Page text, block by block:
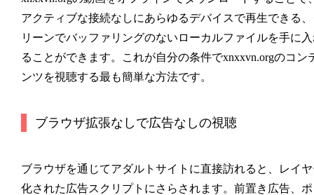
アクティブな接続なしにあらゆるデバイスで再生できる
リーンでバッファリングのないローカルファイルを手に
ることができます。これが自分の条件でxnxxvn.orgのコン
ンツを視聴する最も簡単な方法です。
ブラウザ拡張なしで広告なしの視聴
ブラウザを通じてアダルトサイトに直接訪れると、レイ
化された広告スクリプトにさらされます。前置き広告、